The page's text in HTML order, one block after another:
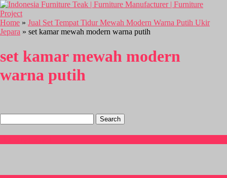
Home » Jual Set Tempat Tidur Mewah Modern Warna Putih Ukir
Jepara » set kamar mewah modern warna putih
set kamar mewah modern
warna putih
for: